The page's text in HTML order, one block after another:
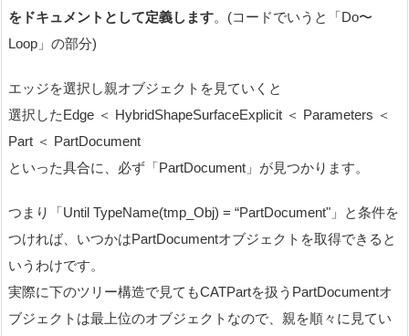
をドキュメントとして定義します。(コードでいうと「Do〜
Loop」の部分)
エッジを選択し親オブジェクトを見ていくと
選択したEdge ＜ HybridShapeSurfaceExplicit ＜ Parameters ＜
Part ＜ PartDocument
といった具合に、必ず「PartDocument」が見つかります。
つまり「Until TypeName(tmp_Obj) = “PartDocument"」と条件を
つければ、いつかはPartDocumentオブジェクトを取得できると
いうわけです。
実際に下のツリー構造で見てもCATPartを扱うPartDocumentオ
ブジェクトは最上位のオブジェクトなので、親を順々に見てい